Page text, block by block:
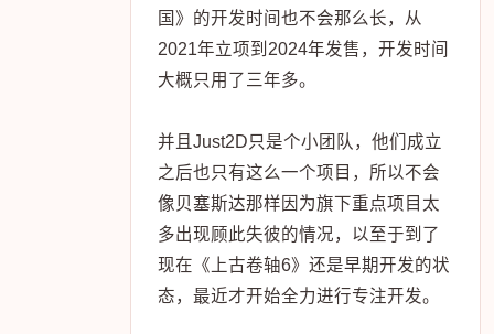
国》的开发时间也不会那么长，从
2021年立项到2024年发售，开发时间
大概只用了三年多。
并且Just2D只是个小团队，他们成立
之后也只有这么一个项目，所以不会
像贝塞斯达那样因为旗下重点项目太
多出现顾此失彼的情况，以至于到了
现在《上古卷轴6》还是早期开发的状
态，最近才开始全力进行专注开发。